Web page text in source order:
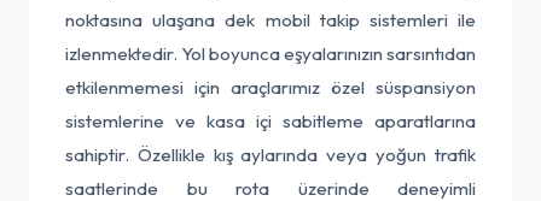
noktasına ulaşana dek mobil takip sistemleri ile
izlenmektedir. Yol boyunca eşyalarınızın sarsıntıdan
etkilenmemesi için araçlarımız özel süspansiyon
sistemlerine ve kasa içi sabitleme aparatlarına
sahiptir. Özellikle kış aylarında veya yoğun trafik
saatlerinde bu rota üzerinde deneyimli